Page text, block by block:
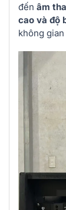
đến âm
cao và độ
không